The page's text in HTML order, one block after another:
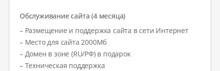
Обслуживание сайта (4 месяца)
– Размещение и поддержка сайта в сети Интернет
– Место для сайта 2000Мб
– Домен в зоне (RU/РФ) в подарок
– Техническая поддержка